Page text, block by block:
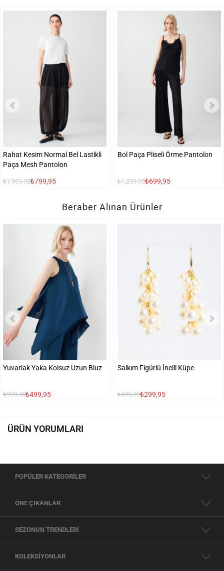
Rahat Kesim Normal Bel Lastikli
Paça Mesh Pantolon
₺1.999,95₺799,95
Bol Paça Pliseli Örme Pantolon
₺1.299,95₺699,95
Beraber Alınan Ürünler
Yuvarlak Yaka Kolsuz Uzun Bluz
₺999,95₺499,95
Salkım Figürlü İncili Küpe
₺599,95₺299,95
ÜRÜN YORUMLARI
POPÜLER KATEGORİLER
ÖNE ÇIKANLAR
SEZONUN TRENDLERİ
KOLEKSİYONLAR